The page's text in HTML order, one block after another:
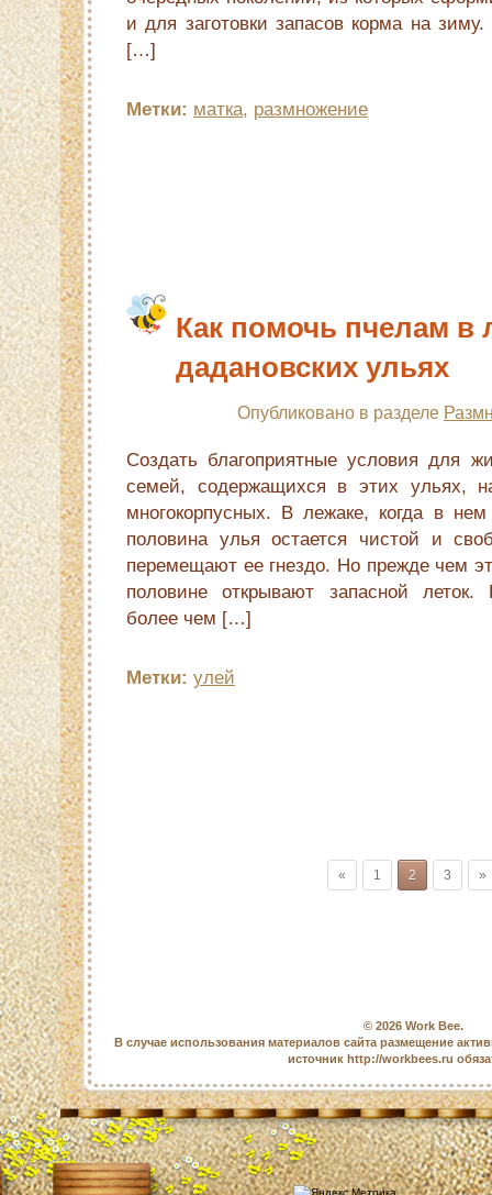
и для заготовки запасов корма на
[…]
Метки: матка, размножение
Как помочь пчелам в
дадановских ульях
Опубликовано в разделе
Создать благоприятные условия для
семей, содержащихся в этих ульях,
многокорпусных. В лежаке, когда в
половина улья остается чистой и
перемещают ее гнездо. Но прежде чем
половине открывают запасной леток.
более чем […]
Метки: улей
« 1 2 3 »
© 2026 Work Bee.
В случае использования материалов сайта размещение
источник http://workbees.ru